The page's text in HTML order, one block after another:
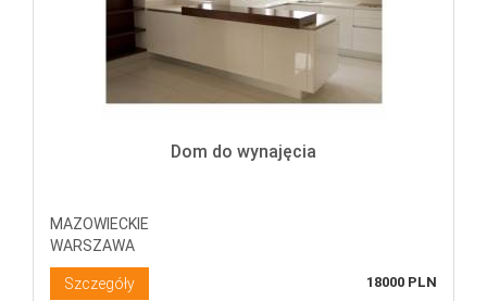
Dom do wynajęcia
MAZOWIECKIE
WARSZAWA
Szczegóły 18000 PLN